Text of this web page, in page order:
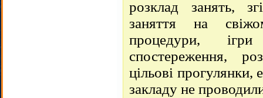
розклад занять,
заняття на
процедури,
спостереження,
цільові прогулянки,
закладу не